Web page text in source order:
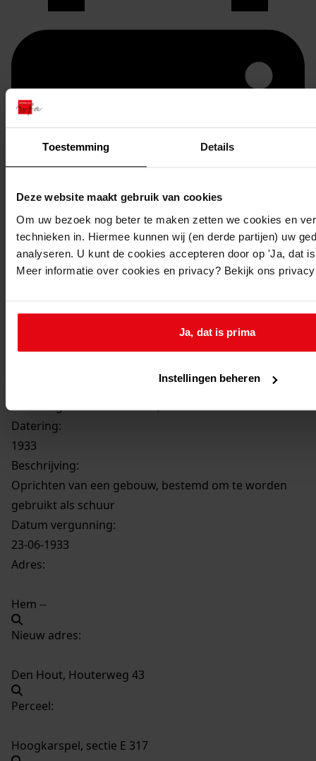
Toestemming Details
Deze website maakt gebruik van cookies
Om uw bezoek nog beter te maken zetten we cookies en
technieken in. Hiermee kunnen wij (en derde partijen) uw
analyseren. U kunt de cookies accepteren door op 'Ja, dat
Meer informatie over cookies en privacy? Bekijk ons
Ja, dat is prima
Instellingen beheren
Printen
duurzaam webadres
Oprichten van een gebouw, bestemd om te
worden gebruikt als schuur, 1933
Datering:
1933
Beschrijving:
Oprichten van een gebouw, bestemd om te worden
gebruikt als schuur
Datum vergunning:
23-06-1933
Adres:
Hem --
Nieuw adres:
Den Hout, Houterweg 43
Perceel:
Hoogkarspel, sectie E 317